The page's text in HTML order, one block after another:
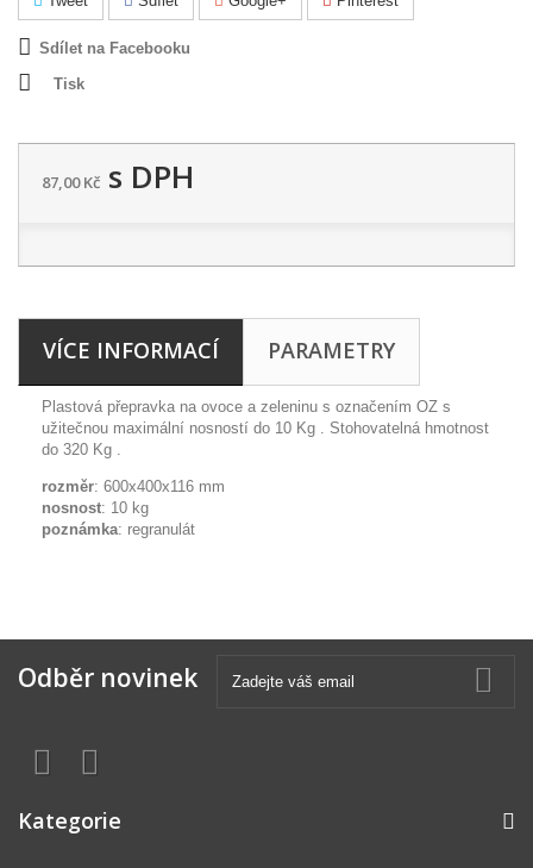
Sdílet na Facebooku
Tisk
87,00 Kč s DPH
VÍCE INFORMACÍ PARAMETRY
Plastová přepravka na ovoce a zeleninu s označením OZ s
užitečnou maximální nosností do 10 Kg . Stohovatelná hmotnost
do 320 Kg .
rozměr: 600x400x116 mm
nosnost: 10 kg
poznámka: regranulát
Odběr novinek
Kategorie